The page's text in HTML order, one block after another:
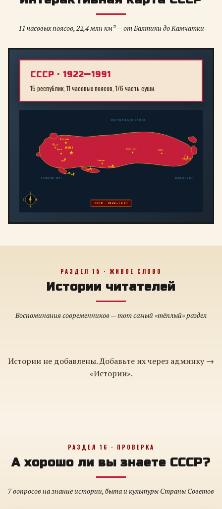
11 часовых поясов, 22,4 млн км² — от Балтики до Камчатки
СССР · 1922—1991
15 республик, 11 часовых поясов, 1/6 часть суши.
МОСКВА
Ленинград
Киев
Минск
Ташкент
Алма-Ата
Байконур
Новосибирск Иркутск
Владивосток
ТбилисиБаку
Рига
С
Ю
З
В
СССР · 1922—1991
БАЛТИЙСКОЕ МОРЕ
СЕВЕРНЫЙ ЛЕДОВИТЫЙ ОКЕАН
ЯПОНСКОЕ МОРЕ
РАЗДЕЛ 15 · ЖИВОЕ СЛОВО
Истории читателей
Воспоминания современников — тот самый «тёплый» раздел
Истории не добавлены. Добавьте их через админку →
«Истории».
РАЗДЕЛ 16 · ПРОВЕРКА
А хорошо ли вы знаете СССР?
7 вопросов на знание истории, быта и культуры Страны Советов